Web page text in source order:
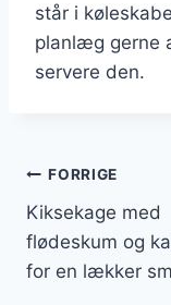
står i
planlæg gerne
servere den.
FORRIGE
Kiksekage med
flødeskum og
for en lækker